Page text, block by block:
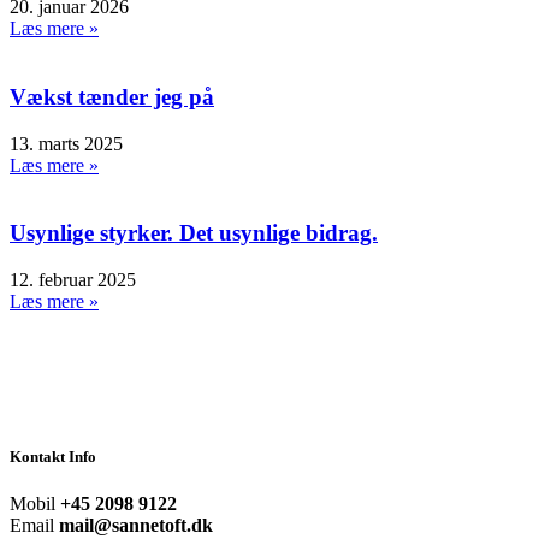
20. januar 2026
Læs mere »
Vækst tænder jeg på
13. marts 2025
Læs mere »
Usynlige styrker. Det usynlige bidrag.
12. februar 2025
Læs mere »
Kontakt Info
Mobil +45 2098 9122
Email mail@sannetoft.dk